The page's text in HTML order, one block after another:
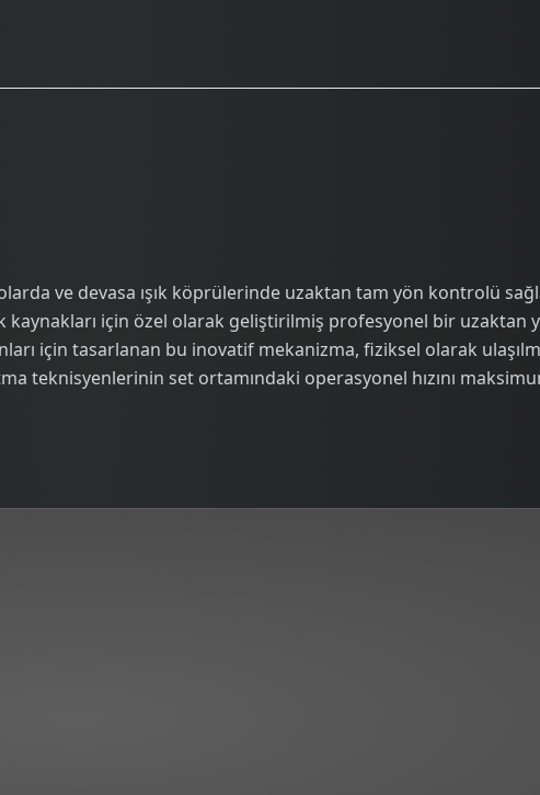
ve devasa ışık köprülerinde uzaktan tam yön kontrolü
kaynakları için özel olarak geliştirilmiş profesyonel bir
için tasarlanan bu inovatif mekanizma, fiziksel olarak
teknisyenlerinin set ortamındaki operasyonel hızını